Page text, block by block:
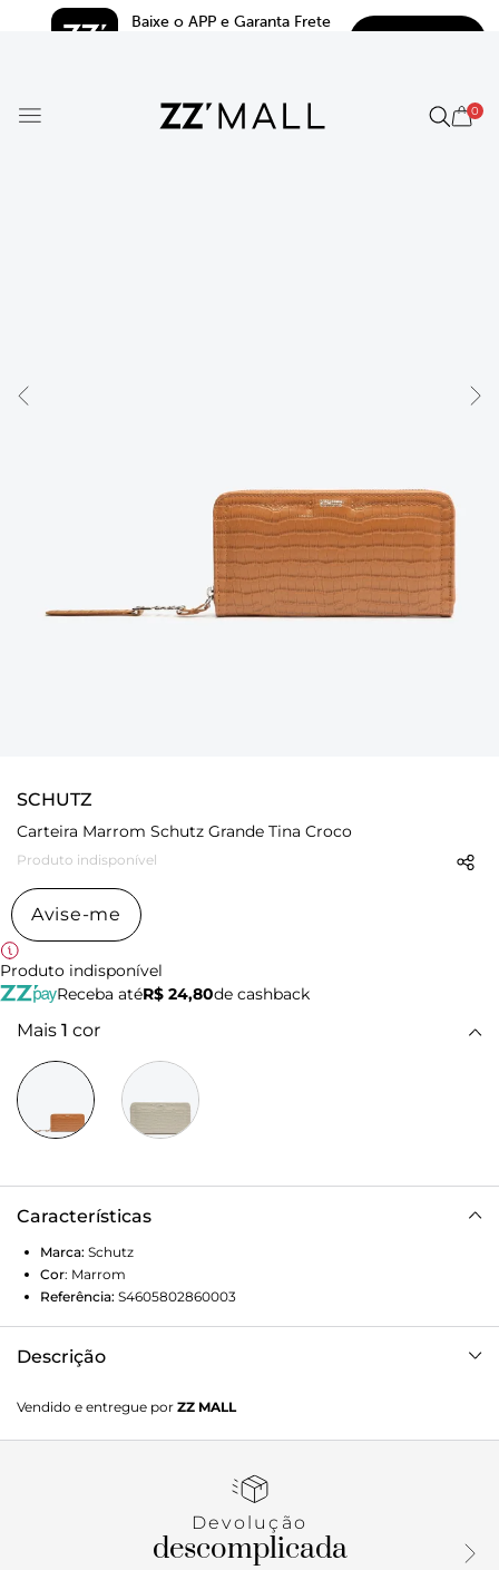
Baixe o APP e Garanta Frete
0
SCHUTZ
Carteira Marrom Schutz Grande Tina Croco
Produto indisponível
Avise-me
Produto indisponível
Receba atéR$ 24,80de cashback
Mais 1 cor
Características
Marca: Schutz
Cor: Marrom
Referência: S4605802860003
Descrição
textura croco, essa carteira feminina conta com a
praticidade das divisórias para documentos, dinheiro,
Schutz que arremata o zíper deixa essa carteira marrom
Vendido e entregue por ZZ MALL
Devolução
descomplicada